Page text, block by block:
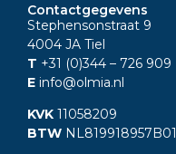
Contactgegevens
Stephensonstraat 9
4004 JA Tiel
T +31 (0)344 – 726 909
E info@olmia.nl
KVK 11058209
BTW NL819918957B01